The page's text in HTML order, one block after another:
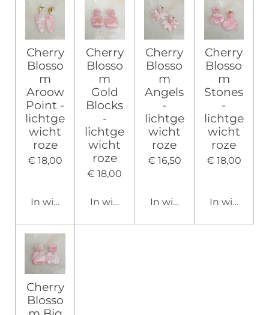
Cherry
Blosso
m
Aroow
Point -
lichtge
wicht
roze
€ 18,00
In winkelwagen
Cherry
Blosso
m
Gold
Blocks
-
lichtge
wicht
roze
€ 18,00
In winkelwagen
Cherry
Blosso
m
Angels
-
lichtge
wicht
roze
€ 16,50
In winkelwagen
Cherry
Blosso
m
Stones
-
lichtge
wicht
roze
€ 18,00
In
Cherry
Blosso